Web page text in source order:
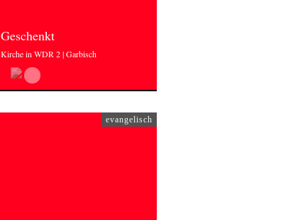
Geschenkt
Kirche in WDR 2 | Garbisch
evangelisch